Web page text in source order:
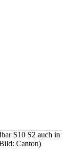
S10 S2 auch
Canton)